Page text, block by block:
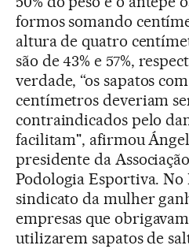
formos somando
altura de quatro
são de 43% e 57%,
verdade, “os sapatos
centímetros deveriam
contraindicados pelo
facilitam", afirmou
presidente da
Podologia Esportiva. No
sindicato da mulher
empresas que
utilizarem sapatos de